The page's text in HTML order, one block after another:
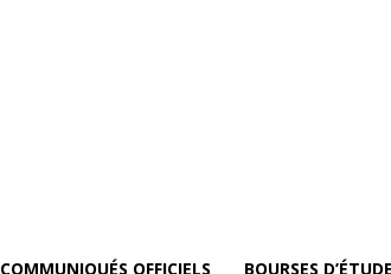
COMMUNIQUÉS OFFICIELS BOURSES